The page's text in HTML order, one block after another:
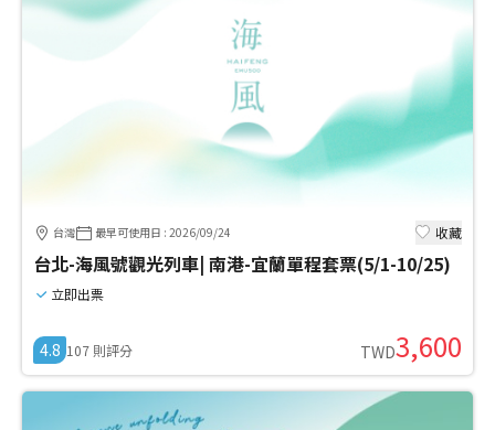
台灣 最早可使用日 : 2026/09/24 收藏
台北-海風號觀光列車| 南港-宜蘭單程套票(5/1-10/25)
立即出票
4.8 107 則評分 TWD3,600